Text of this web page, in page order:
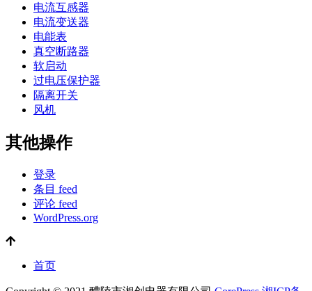
电流互感器
电流变送器
电能表
真空断路器
软启动
过电压保护器
隔离开关
风机
其他操作
登录
条目 feed
评论 feed
WordPress.org
首页